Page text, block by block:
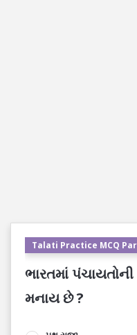
Talati Practice MCQ
ભારતમાં
મનાય છે ?